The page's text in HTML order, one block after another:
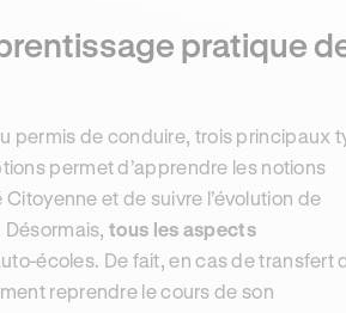
pratique
permis de conduire, trois principaux
permet d’apprendre les notions
et de suivre l’évolution de
Désormais,tous les aspects
écoles. De fait, en cas de transfert
reprendre le cours de son